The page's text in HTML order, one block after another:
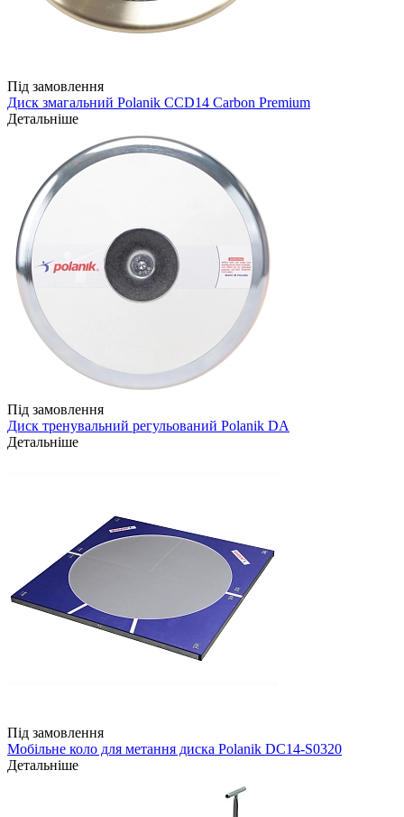
Під замовлення
Диск змагальний Polanik CCD14 Carbon Premium
Детальніше
Під замовлення
Диск тренувальний регульований Polanik DA
Детальніше
Під замовлення
Мобільне коло для метання диска Polanik DC14-S0320
Детальніше